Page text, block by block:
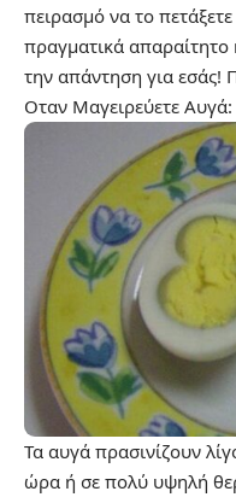
πειρασμό να το
πραγματικά
την απάντηση για εσάς!
Οταν Μαγειρεύετε
Τα αυγά πρασινίζουν
ώρα ή σε πολύ υψηλή